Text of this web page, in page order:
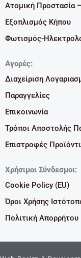
Ατομική Προστασία
Εξοπλισμός Κήπου
Φωτισμός-
Αγορές:
Διαχείριση
Παραγγελίες
Επικοινωνία
Τρόποι Αποστολής
Επιστροφές
Χρήσιμοι Σύνδεσμοι:
Cookie Policy (EU)
Όροι Χρήσης
Πολιτική Απορρήτου